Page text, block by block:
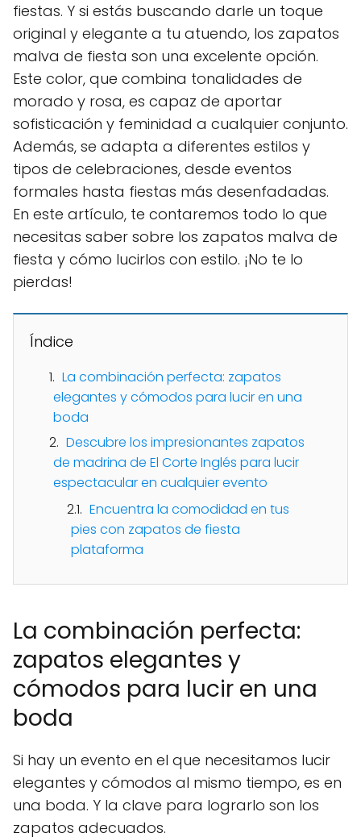
fiestas. Y si estás buscando darle un toque
original y elegante a tu atuendo, los zapatos
malva de fiesta son una excelente opción.
Este color, que combina tonalidades de
morado y rosa, es capaz de aportar
sofisticación y feminidad a cualquier conjunto.
Además, se adapta a diferentes estilos y
tipos de celebraciones, desde eventos
formales hasta fiestas más desenfadadas.
En este artículo, te contaremos todo lo que
necesitas saber sobre los zapatos malva de
fiesta y cómo lucirlos con estilo. ¡No te lo
pierdas!
Índice
La combinación perfecta: zapatos
elegantes y cómodos para lucir en una
boda
Descubre los impresionantes zapatos
de madrina de El Corte Inglés para lucir
espectacular en cualquier evento
Encuentra la comodidad en tus
pies con zapatos de fiesta
plataforma
La combinación perfecta:
zapatos elegantes y
cómodos para lucir en una
boda
Si hay un evento en el que necesitamos lucir
elegantes y cómodos al mismo tiempo, es en
una boda. Y la clave para lograrlo son los
zapatos adecuados.